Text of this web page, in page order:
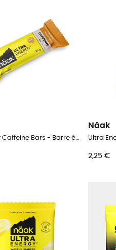
Ultra Energy Caffeine Bars - Barre énergétique
Näak
2,25 €